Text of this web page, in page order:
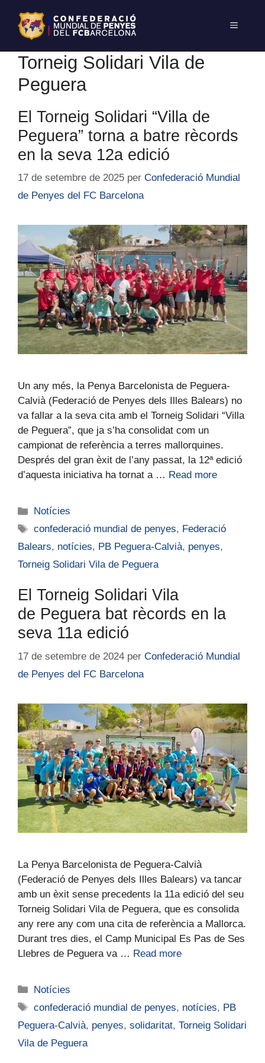
Torneig Solidari Vila de
Peguera
El Torneig Solidari “Villa de
Peguera” torna a batre rècords
en la seva 12a edició
17 de setembre de 2025 per Confederació Mundial
de Penyes del FC Barcelona
Un any més, la Penya Barcelonista de Peguera-
Calvià (Federació de Penyes dels Illes Balears) no
va fallar a la seva cita amb el Torneig Solidari “Villa
de Peguera”, que ja s’ha consolidat com un
campionat de referència a terres mallorquines.
Després del gran èxit de l’any passat, la 12ª edició
d’aquesta iniciativa ha tornat a … Read more
Notícies
confederació mundial de penyes, Federació
Balears, notícies, PB Peguera-Calvià, penyes,
Torneig Solidari Vila de Peguera
El Torneig Solidari Vila
de Peguera bat rècords en la
seva 11a edició
17 de setembre de 2024 per Confederació Mundial
de Penyes del FC Barcelona
La Penya Barcelonista de Peguera-Calvià
(Federació de Penyes dels Illes Balears) va tancar
amb un èxit sense precedents la 11a edició del seu
Torneig Solidari Vila de Peguera, que es consolida
any rere any com una cita de referència a Mallorca.
Durant tres dies, el Camp Municipal Es Pas de Ses
Llebres de Peguera va … Read more
Notícies
confederació mundial de penyes, notícies, PB
Peguera-Calvià, penyes, solidaritat, Torneig Solidari
Vila de Peguera